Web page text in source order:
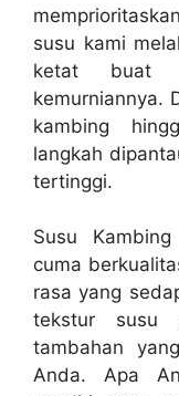
susu kami
ketat buat
kemurniannya.
kambing
langkah
tertinggi.
Susu
cuma
rasa yang
tekstur susu
tambahan
Anda. Apa